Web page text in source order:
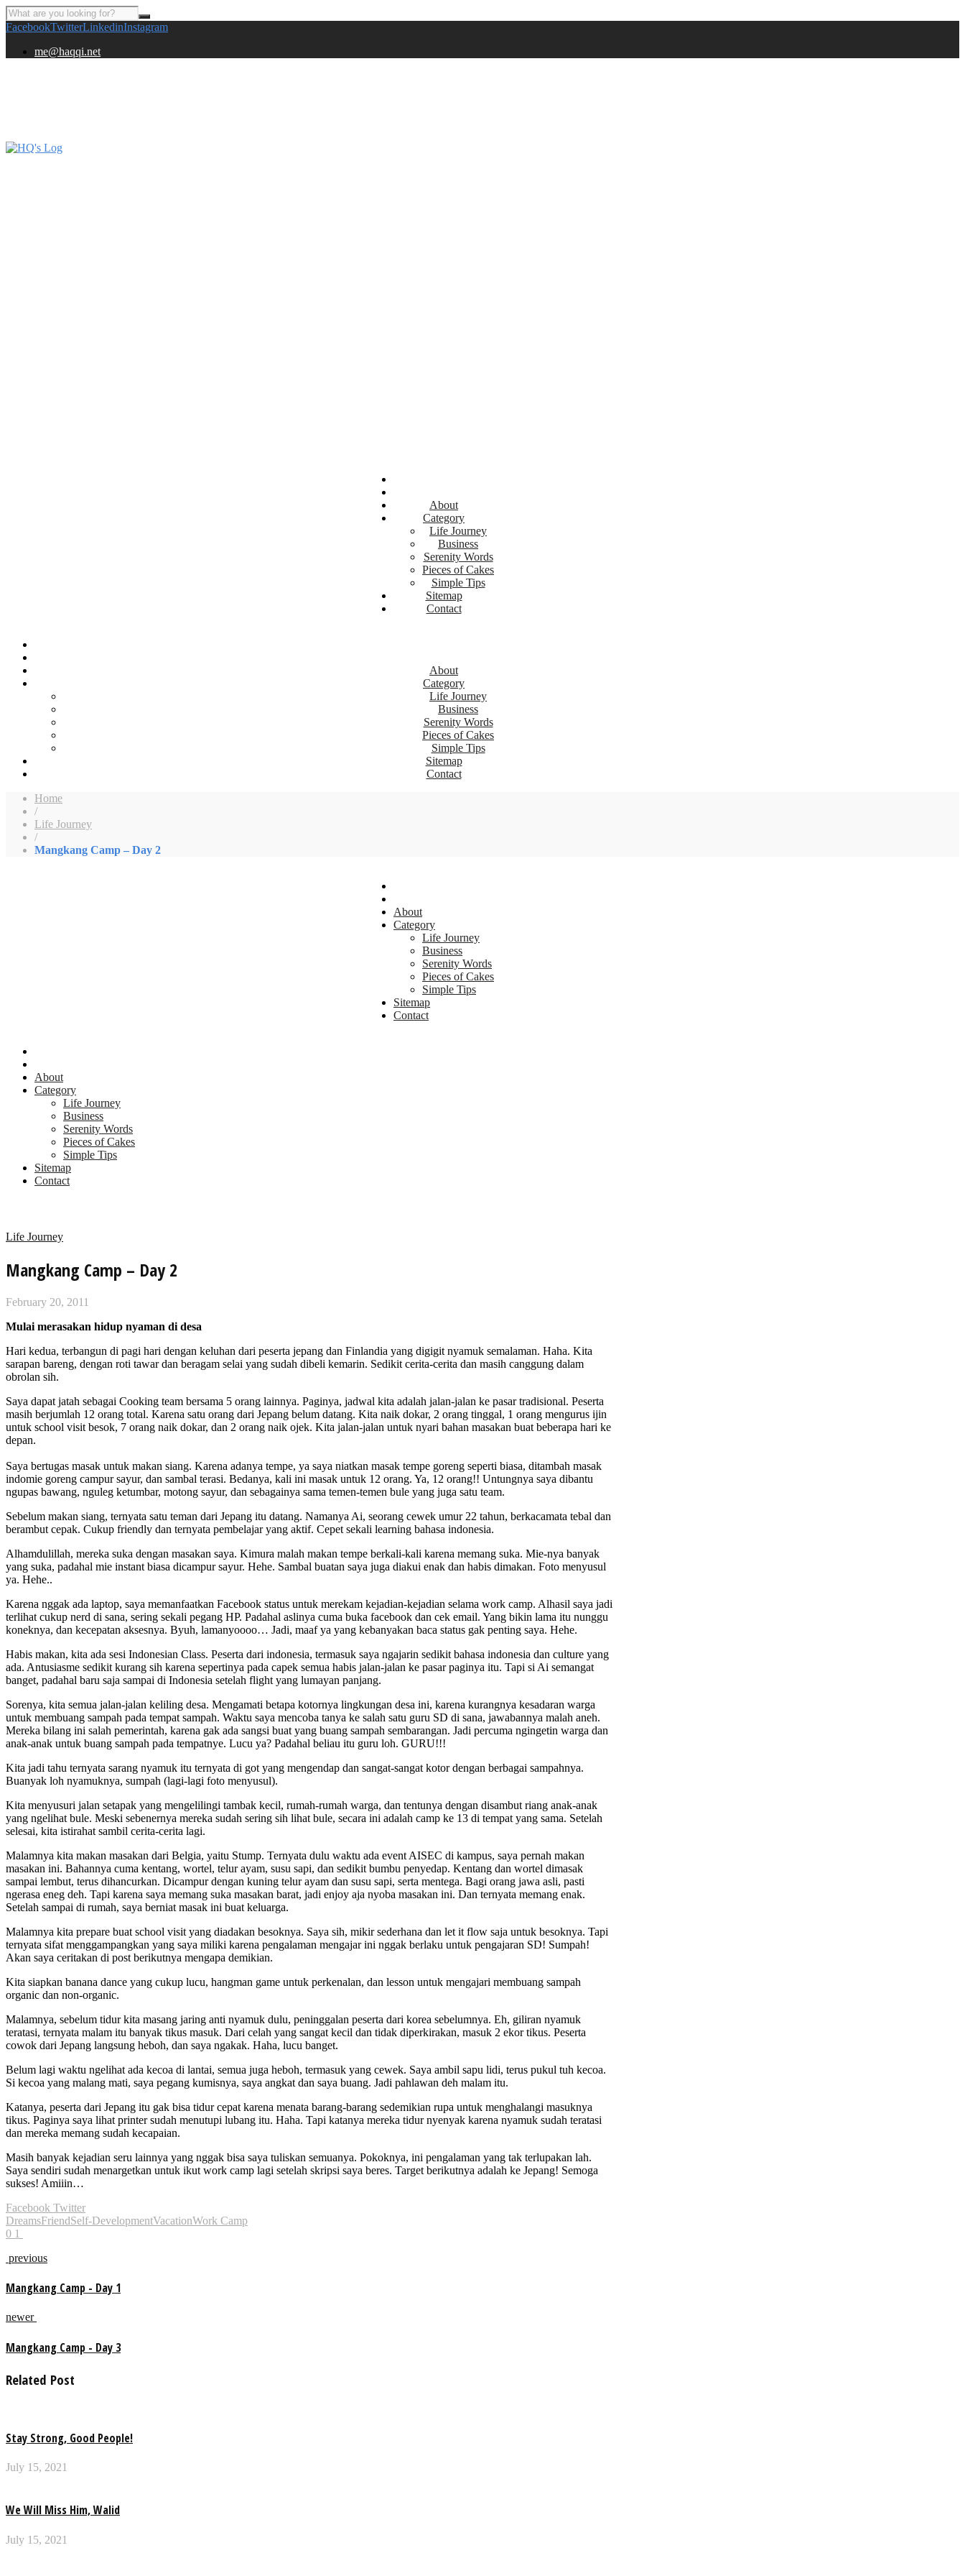
FacebookTwitterLinkedinInstagram
me@haqqi.net
About
Category
Life Journey
Business
Serenity Words
Pieces of Cakes
Simple Tips
Sitemap
Contact
About
Category
Life Journey
Business
Serenity Words
Pieces of Cakes
Simple Tips
Sitemap
Contact
Home
/
Life Journey
/
Mangkang Camp – Day 2
About
Category
Life Journey
Business
Serenity Words
Pieces of Cakes
Simple Tips
Sitemap
Contact
About
Category
Life Journey
Business
Serenity Words
Pieces of Cakes
Simple Tips
Sitemap
Contact
Life Journey
Mangkang Camp – Day 2
February 20, 2011
Mulai merasakan hidup nyaman di desa
Hari kedua, terbangun di pagi hari dengan keluhan dari peserta jepang dan Finlandia yang digigit nyamuk semalaman. Haha. Kita
sarapan bareng, dengan roti tawar dan beragam selai yang sudah dibeli kemarin. Sedikit cerita-cerita dan masih canggung dalam
obrolan sih.
Saya dapat jatah sebagai Cooking team bersama 5 orang lainnya. Paginya, jadwal kita adalah jalan-jalan ke pasar tradisional. Peserta
masih berjumlah 12 orang total. Karena satu orang dari Jepang belum datang. Kita naik dokar, 2 orang tinggal, 1 orang mengurus ijin
untuk school visit besok, 7 orang naik dokar, dan 2 orang naik ojek. Kita jalan-jalan untuk nyari bahan masakan buat beberapa hari ke
depan.
Saya bertugas masak untuk makan siang. Karena adanya tempe, ya saya niatkan masak tempe goreng seperti biasa, ditambah masak
indomie goreng campur sayur, dan sambal terasi. Bedanya, kali ini masak untuk 12 orang. Ya, 12 orang!! Untungnya saya dibantu
ngupas bawang, nguleg ketumbar, motong sayur, dan sebagainya sama temen-temen bule yang juga satu team.
Sebelum makan siang, ternyata satu teman dari Jepang itu datang. Namanya Ai, seorang cewek umur 22 tahun, berkacamata tebal dan
berambut cepak. Cukup friendly dan ternyata pembelajar yang aktif. Cepet sekali learning bahasa indonesia.
Alhamdulillah, mereka suka dengan masakan saya. Kimura malah makan tempe berkali-kali karena memang suka. Mie-nya banyak
yang suka, padahal mie instant biasa dicampur sayur. Hehe. Sambal buatan saya juga diakui enak dan habis dimakan. Foto menyusul
ya. Hehe..
Karena nggak ada laptop, saya memanfaatkan Facebook status untuk merekam kejadian-kejadian selama work camp. Alhasil saya jadi
terlihat cukup nerd di sana, sering sekali pegang HP. Padahal aslinya cuma buka facebook dan cek email. Yang bikin lama itu nunggu
koneknya, dan kecepatan aksesnya. Byuh, lamanyoooo… Jadi, maaf ya yang kebanyakan baca status gak penting saya. Hehe.
Habis makan, kita ada sesi Indonesian Class. Peserta dari indonesia, termasuk saya ngajarin sedikit bahasa indonesia dan culture yang
ada. Antusiasme sedikit kurang sih karena sepertinya pada capek semua habis jalan-jalan ke pasar paginya itu. Tapi si Ai semangat
banget, padahal baru saja sampai di Indonesia setelah flight yang lumayan panjang.
Sorenya, kita semua jalan-jalan keliling desa. Mengamati betapa kotornya lingkungan desa ini, karena kurangnya kesadaran warga
untuk membuang sampah pada tempat sampah. Waktu saya mencoba tanya ke salah satu guru SD di sana, jawabannya malah aneh.
Mereka bilang ini salah pemerintah, karena gak ada sangsi buat yang buang sampah sembarangan. Jadi percuma ngingetin warga dan
anak-anak untuk buang sampah pada tempatnye. Lucu ya? Padahal beliau itu guru loh. GURU!!!
Kita jadi tahu ternyata sarang nyamuk itu ternyata di got yang mengendap dan sangat-sangat kotor dengan berbagai sampahnya.
Buanyak loh nyamuknya, sumpah (lagi-lagi foto menyusul).
Kita menyusuri jalan setapak yang mengelilingi tambak kecil, rumah-rumah warga, dan tentunya dengan disambut riang anak-anak
yang ngelihat bule. Meski sebenernya mereka sudah sering sih lihat bule, secara ini adalah camp ke 13 di tempat yang sama. Setelah
selesai, kita istirahat sambil cerita-cerita lagi.
Malamnya kita makan masakan dari Belgia, yaitu Stump. Ternyata dulu waktu ada event AISEC di kampus, saya pernah makan
masakan ini. Bahannya cuma kentang, wortel, telur ayam, susu sapi, dan sedikit bumbu penyedap. Kentang dan wortel dimasak
sampai lembut, terus dihancurkan. Dicampur dengan kuning telur ayam dan susu sapi, serta mentega. Bagi orang jawa asli, pasti
ngerasa eneg deh. Tapi karena saya memang suka masakan barat, jadi enjoy aja nyoba masakan ini. Dan ternyata memang enak.
Setelah sampai di rumah, saya berniat masak ini buat keluarga.
Malamnya kita prepare buat school visit yang diadakan besoknya. Saya sih, mikir sederhana dan let it flow saja untuk besoknya. Tapi
ternyata sifat menggampangkan yang saya miliki karena pengalaman mengajar ini nggak berlaku untuk pengajaran SD! Sumpah!
Akan saya ceritakan di post berikutnya mengapa demikian.
Kita siapkan banana dance yang cukup lucu, hangman game untuk perkenalan, dan lesson untuk mengajari membuang sampah
organic dan non-organic.
Malamnya, sebelum tidur kita masang jaring anti nyamuk dulu, peninggalan peserta dari korea sebelumnya. Eh, giliran nyamuk
teratasi, ternyata malam itu banyak tikus masuk. Dari celah yang sangat kecil dan tidak diperkirakan, masuk 2 ekor tikus. Peserta
cowok dari Jepang langsung heboh, dan saya ngakak. Haha, lucu banget.
Belum lagi waktu ngelihat ada kecoa di lantai, semua juga heboh, termasuk yang cewek. Saya ambil sapu lidi, terus pukul tuh kecoa.
Si kecoa yang malang mati, saya pegang kumisnya, saya angkat dan saya buang. Jadi pahlawan deh malam itu.
Katanya, peserta dari Jepang itu gak bisa tidur cepat karena menata barang-barang sedemikian rupa untuk menghalangi masuknya
tikus. Paginya saya lihat printer sudah menutupi lubang itu. Haha. Tapi katanya mereka tidur nyenyak karena nyamuk sudah teratasi
dan mereka memang sudah kecapaian.
Masih banyak kejadian seru lainnya yang nggak bisa saya tuliskan semuanya. Pokoknya, ini pengalaman yang tak terlupakan lah.
Saya sendiri sudah menargetkan untuk ikut work camp lagi setelah skripsi saya beres. Target berikutnya adalah ke Jepang! Semoga
sukses! Amiiin…
Facebook Twitter
DreamsFriendSelf-DevelopmentVacationWork Camp
0 1
previous
Mangkang Camp - Day 1
newer
Mangkang Camp - Day 3
Related Post
Stay Strong, Good People!
July 15, 2021
We Will Miss Him, Walid
July 15, 2021